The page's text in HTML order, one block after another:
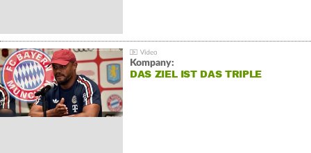
Kompany:
DAS ZIEL IST DAS TRIPLE